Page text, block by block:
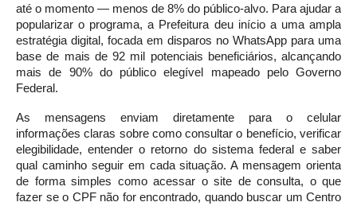
até o momento — menos de 8% do público-alvo. Para ajudar a
popularizar o programa, a Prefeitura deu início a uma ampla
estratégia digital, focada em disparos no WhatsApp para uma
base de mais de 92 mil potenciais beneficiários, alcançando
mais de 90% do público elegível mapeado pelo Governo
Federal.
As mensagens enviam diretamente para o celular
informações claras sobre como consultar o benefício, verificar
elegibilidade, entender o retorno do sistema federal e saber
qual caminho seguir em cada situação. A mensagem orienta
de forma simples como acessar o site de consulta, o que
fazer se o CPF não for encontrado, quando buscar um Centro